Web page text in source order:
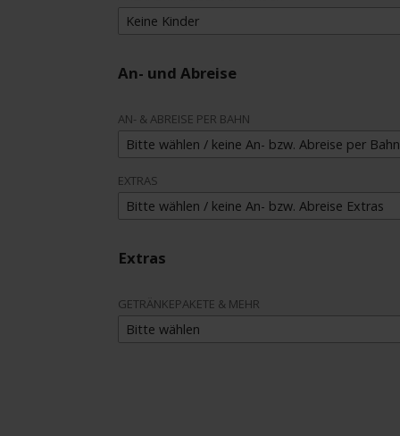
Keine Kinder
An- und Abreise
AN- & ABREISE PER BAHN
Bitte wählen / keine An- bzw. Abreise per Bahn
EXTRAS
Bitte wählen / keine An- bzw. Abreise Extras
Extras
GETRÄNKEPAKETE & MEHR
Bitte wählen